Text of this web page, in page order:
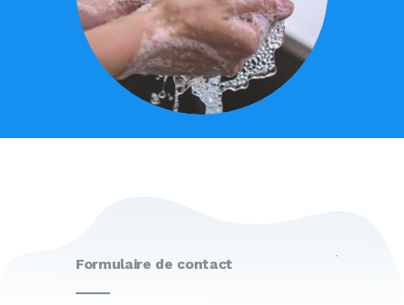
Formulaire de contact